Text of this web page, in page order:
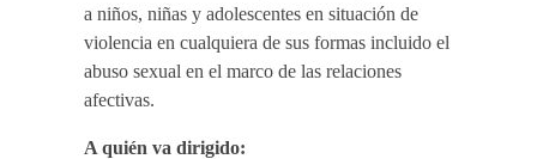
a niños, niñas y adolescentes en situación de
violencia en cualquiera de sus formas incluido el
abuso sexual en el marco de las relaciones
afectivas.
A quién va dirigido: